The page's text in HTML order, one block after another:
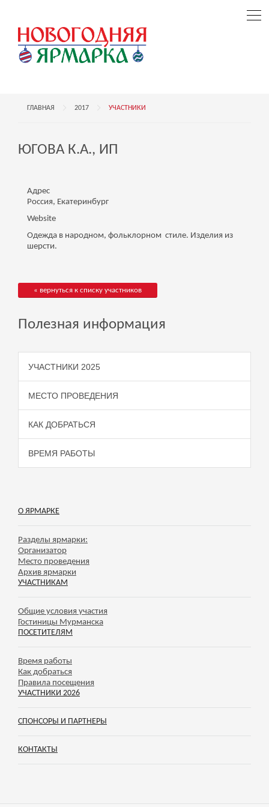
ГЛАВНАЯ 2017 УЧАСТНИКИ
ЮГОВА К.А., ИП
Адрес
Россия, Екатеринбург
Website
Одежда в народном, фольклорном стиле. Изделия из
шерсти.
« вернуться к списку участников
Полезная информация
УЧАСТНИКИ 2025
МЕСТО ПРОВЕДЕНИЯ
КАК ДОБРАТЬСЯ
ВРЕМЯ РАБОТЫ
О ЯРМАРКЕ
Разделы ярмарки:
Организатор
Место проведения
Архив ярмарки
УЧАСТНИКАМ
Общие условия участия
Гостиницы Мурманска
ПОСЕТИТЕЛЯМ
Время работы
Как добраться
Правила посещения
УЧАСТНИКИ 2026
СПОНСОРЫ И ПАРТНЕРЫ
КОНТАКТЫ